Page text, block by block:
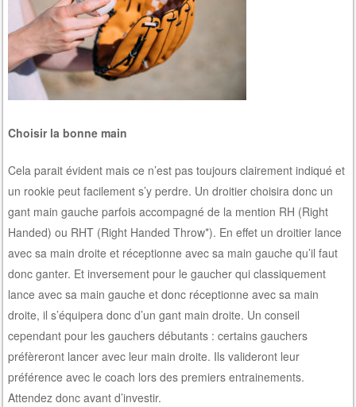
Choisir la bonne main
Cela parait évident mais ce n’est pas toujours clairement indiqué et
un rookie peut facilement s’y perdre. Un droitier choisira donc un
gant main gauche parfois accompagné de la mention RH (Right
Handed) ou RHT (Right Handed Throw*). En effet un droitier lance
avec sa main droite et réceptionne avec sa main gauche qu’il faut
donc ganter. Et inversement pour le gaucher qui classiquement
lance avec sa main gauche et donc réceptionne avec sa main
droite, il s’équipera donc d’un gant main droite. Un conseil
cependant pour les gauchers débutants : certains gauchers
préfèreront lancer avec leur main droite. Ils valideront leur
préférence avec le coach lors des premiers entrainements.
Attendez donc avant d’investir.